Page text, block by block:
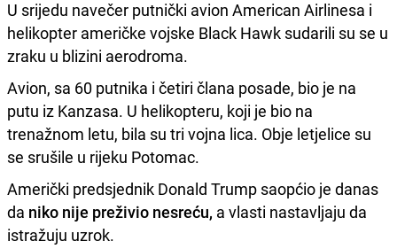
U srijedu navečer putnički avion American Airlinesa i
helikopter američke vojske Black Hawk sudarili su se u
zraku u blizini aerodroma.
Avion, sa 60 putnika i četiri člana posade, bio je na
putu iz Kanzasa. U helikopteru, koji je bio na
trenažnom letu, bila su tri vojna lica. Obje letjelice su
se srušile u rijeku Potomac.
Američki predsjednik Donald Trump saopćio je danas
da niko nije preživio nesreću, a vlasti nastavljaju da
istražuju uzrok.